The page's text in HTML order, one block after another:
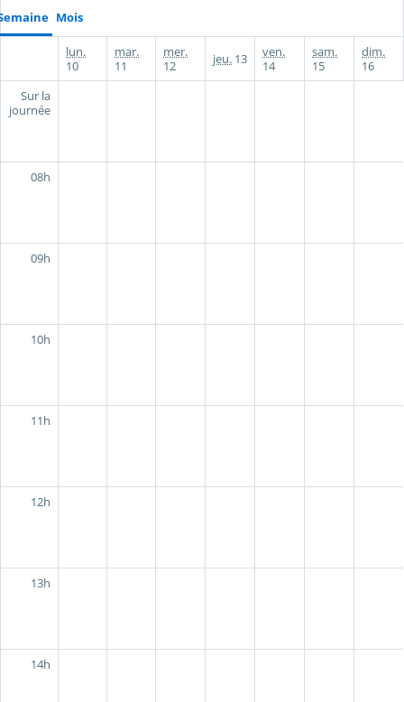
Mois
lun.
10
mar.
11
mer.
12
jeu. 13
ven.
14
sam.
15
dim.
16
Sur la
journée
08h
09h
10h
11h
12h
13h
14h